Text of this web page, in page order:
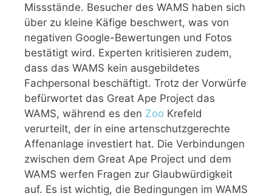
Missstände. Besucher des WAMS haben sich
über zu kleine Käfige beschwert, was von
negativen Google-Bewertungen und Fotos
bestätigt wird. Experten kritisieren zudem,
dass das WAMS kein ausgebildetes
Fachpersonal beschäftigt. Trotz der Vorwürfe
befürwortet das Great Ape Project das
WAMS, während es den Zoo Krefeld
verurteilt, der in eine artenschutzgerechte
Affenanlage investiert hat. Die Verbindungen
zwischen dem Great Ape Project und dem
WAMS werfen Fragen zur Glaubwürdigkeit
auf. Es ist wichtig, die Bedingungen im WAMS